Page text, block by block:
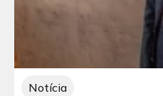
Notícia